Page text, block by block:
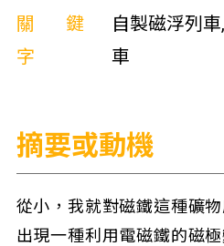
關鍵
字
自製磁浮列
車
摘要或動機
從小，我就對磁鐵這種礦
出現一種利用電磁鐵的磁